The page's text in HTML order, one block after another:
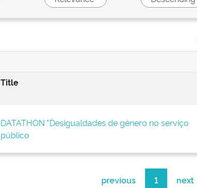
Title
DATATHON "Desigualdades de gênero no serviço
público
previous 1 next